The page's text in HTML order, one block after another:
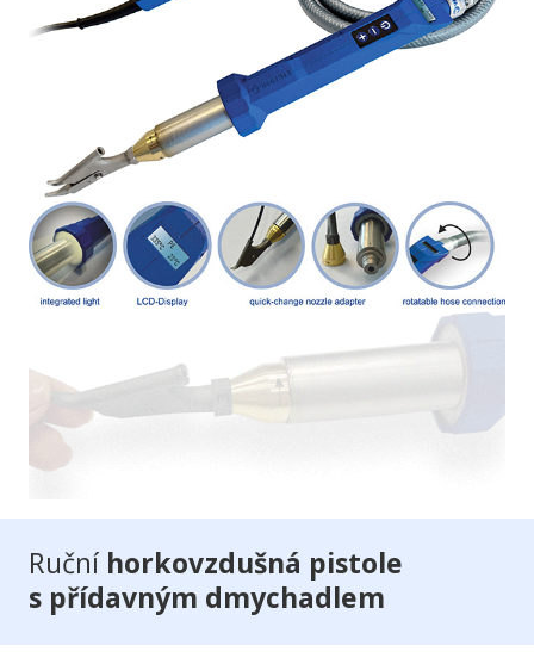
Ruční horkovzdušná pistole
s přídavným dmychadlem